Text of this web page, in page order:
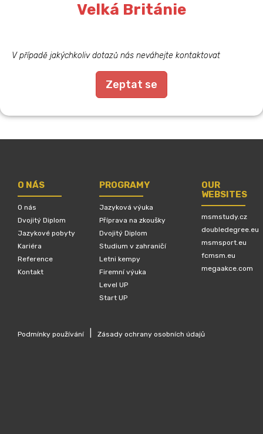
Velká Británie
V případě jakýchkoliv dotazů nás neváhejte kontaktovat
Zeptat se
O NÁS
O nás
Dvojitý Diplom
Jazykové pobyty
Kariéra
Reference
Kontakt
PROGRAMY
Jazyková výuka
Příprava na zkoušky
Dvojitý Diplom
Studium v zahraničí
Letni kempy
Firemní výuka
Level UP
Start UP
OUR
WEBSITES
msmstudy.cz
doubledegree.eu
msmsport.eu
fcmsm.eu
megaakce.com
Podmínky používání Zásady ochrany osobních údajů